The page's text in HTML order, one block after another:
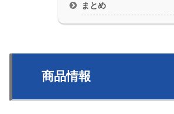
まとめ
商品情報